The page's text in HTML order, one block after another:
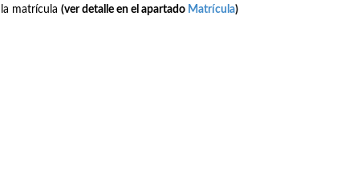
la matrícula (ver detalle en el apartado Matrícula)